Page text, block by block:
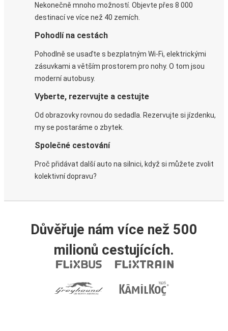
Nekonečně mnoho možností. Objevte přes 8 000
destinací ve více než 40 zemích.
Pohodlí na cestách
Pohodlně se usaďte s bezplatným Wi-Fi, elektrickými
zásuvkami a větším prostorem pro nohy. O tom jsou
moderní autobusy.
Vyberte, rezervujte a cestujte
Od obrazovky rovnou do sedadla. Rezervujte si jízdenku,
my se postaráme o zbytek.
Společné cestování
Proč přidávat další auto na silnici, když si můžete zvolit
kolektivní dopravu?
Důvěřuje nám více než 500
milionů cestujících.